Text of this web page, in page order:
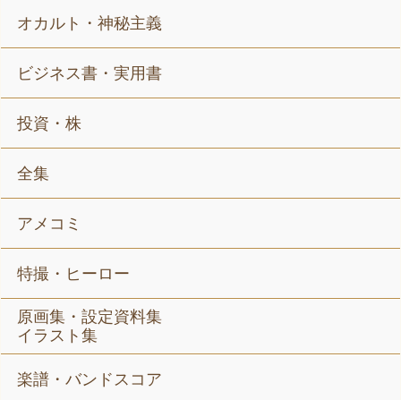
オカルト・神秘主義
ビジネス書・実用書
投資・株
全集
アメコミ
特撮・ヒーロー
原画集・設定資料集
イラスト集
楽譜・バンドスコア